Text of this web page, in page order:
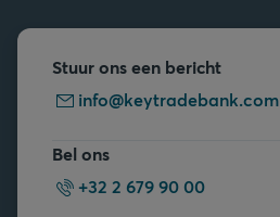
Stuur ons een bericht
info@keytradebank.com
Bel ons
+32 2 679 90 00